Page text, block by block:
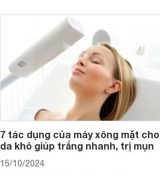
7 tác dụng của máy xông mặt cho
da khô giúp trắng nhanh, trị mụn
15/10/2024